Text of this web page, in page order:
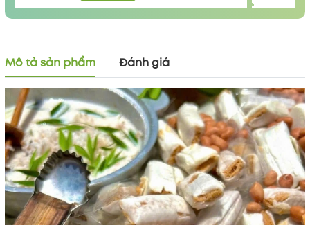
Mã khuyến mãi:
Điều kiện:
Mô tả sản phẩm Đánh giá